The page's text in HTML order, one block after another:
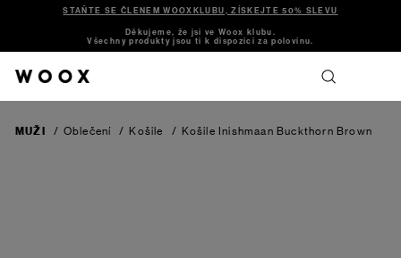
STAŇTE SE ČLENEM WOOXKLUBU, ZÍSKEJTE 50% SLEVU
Děkujeme, že jsi ve Woox klubu.
Všechny produkty jsou ti k dispozici za polovinu.
MUŽI / Oblečení / Košile / Košile Inishmaan Buckthorn Brown